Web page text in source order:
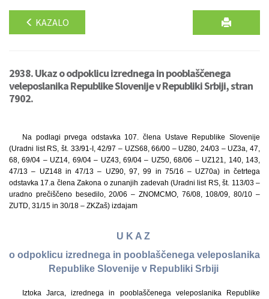
KAZALO
2938. Ukaz o odpoklicu izrednega in pooblaščenega
veleposlanika Republike Slovenije v Republiki Srbiji, stran
7902.
Na podlagi prvega odstavka 107. člena Ustave Republike Slovenije
(Uradni list RS, št. 33/91-I, 42/97 – UZS68, 66/00 – UZ80, 24/03 – UZ3a, 47,
68, 69/04 – UZ14, 69/04 – UZ43, 69/04 – UZ50, 68/06 – UZ121, 140, 143,
47/13 – UZ148 in 47/13 – UZ90, 97, 99 in 75/16 – UZ70a) in četrtega
odstavka 17.a člena Zakona o zunanjih zadevah (Uradni list RS, št. 113/03 –
uradno prečiščeno besedilo, 20/06 – ZNOMCMO, 76/08, 108/09, 80/10 –
ZUTD, 31/15 in 30/18 – ZKZaš) izdajam
U K A Z
o odpoklicu izrednega in pooblaščenega veleposlanika
Republike Slovenije v Republiki Srbiji
Iztoka Jarca, izrednega in pooblaščenega veleposlanika Republike